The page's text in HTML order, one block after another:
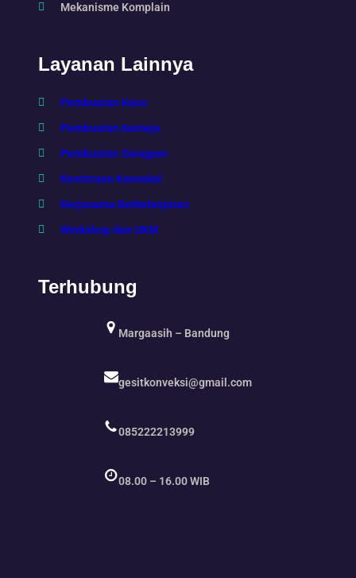
Mekanisme Komplain
Layanan Lainnya
Pembuatan Kaos
Pembuatan Kemeja
Pembuatan Seragam
Kemitraan Konveksi
Kerjasama Berkelanjutan
Workshop dan UKM
Terhubung
Margaasih – Bandung
gesitkonveksi@gmail.com
085222213999
08.00 – 16.00 WIB